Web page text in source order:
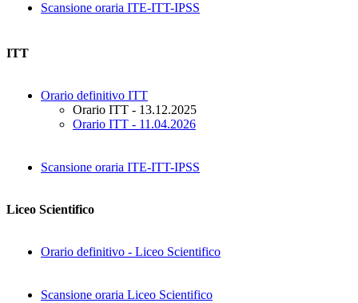
Scansione oraria ITE-ITT-IPSS
ITT
Orario definitivo ITT
Orario ITT - 13.12.2025
Orario ITT - 11.04.2026
Scansione oraria ITE-ITT-IPSS
Liceo Scientifico
Orario definitivo - Liceo Scientifico
Scansione oraria Liceo Scientifico